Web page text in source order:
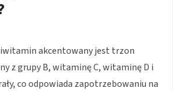
akcentowany jest trzon
z grupy B, witaminę C, witaminę D i
co odpowiada zapotrzebowaniu na